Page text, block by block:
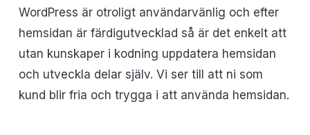
WordPress är otroligt användarvänlig och efter
hemsidan är färdigutvecklad så är det enkelt att
utan kunskaper i kodning uppdatera hemsidan
och utveckla delar själv. Vi ser till att ni som
kund blir fria och trygga i att använda hemsidan.